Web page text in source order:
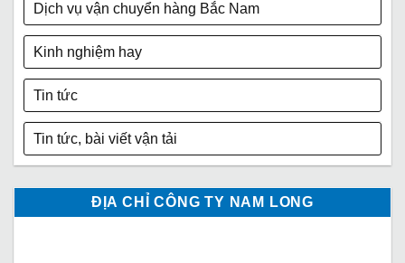
Dịch vụ vận chuyển hàng Bắc Nam
Kinh nghiệm hay
Tin tức
Tin tức, bài viết vận tải
ĐỊA CHỈ CÔNG TY NAM LONG